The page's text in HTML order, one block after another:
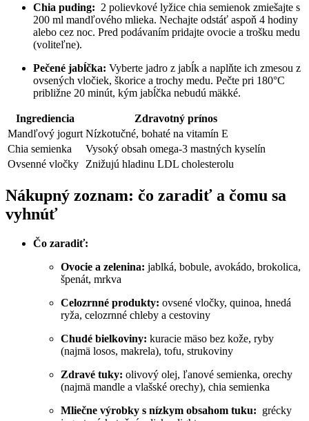
Chia ⁣puding: ⁣ 2‍ polievkové lyžice‌ chia ​semienok zmiešajte s
200 ml⁢ mandľového mlieka. Nechajte odstáť aspoň 4 hodiny
alebo ⁢cez noc. Pred podávaním pridajte ovocie a trošku medu
(voliteľne).
Pečené jabĺčka: ⁣Vyberte jadro ⁣z‌ jabĺk⁢ a ​naplňte ich ‌zmesou z
ovsených vločiek, škorice a ⁣trochy medu. Pečte⁢ pri 180°C⁢
približne ‌20 minút, kým jabĺčka nebudú mäkké.
Ingrediencia
Zdravotný prínos
Mandľový jogurt Nízkotučné,⁣ bohaté na vitamín E
Chia‌ semienka
Vysoký ​obsah⁤ omega-3 mastných kyselín
Ovsenné ‌vločky
Znižujú hladinu LDL cholesterolu
Nákupný zoznam: čo zaradiť a čomu sa
vyhnúť
Čo zaradiť:
Ovocie a zelenina: jablká, bobule, ⁤avokádo,‍ brokolica,
špenát, mrkva
Celozrnné produkty: ⁣ovsené vločky, quinoa, hnedá
ryža, celozrnné chleby ⁤a cestoviny
Chudé bielkoviny: kuracie mäso bez ⁢kože, ryby
(najmä losos, makrela), tofu, ⁤strukoviny
Zdravé tuky: olivový olej,‍ ľanové semienka, orechy​
(najmä mandle a⁣ vlašské orechy), chia semienka
Mliečne výrobky s nízkym obsahom ⁤tuku: ‌ grécky